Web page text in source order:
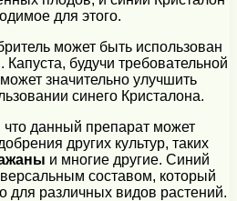
для этого.
может быть использован
. Капуста, будучи требовательной
значительно улучшить
синего Кристалона.
что данный препарат может
других культур, таких
и многие другие. Синий
составом, который
для различных видов растений.